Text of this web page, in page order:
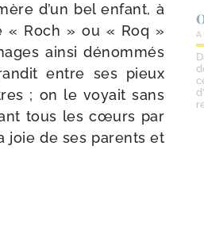
d’un bel enfant, à
« Roch » ou « Roq »
ain­si dénom­més
entre ses pieux
; on le voyait sans
tous les cœurs par
joie de ses parents et